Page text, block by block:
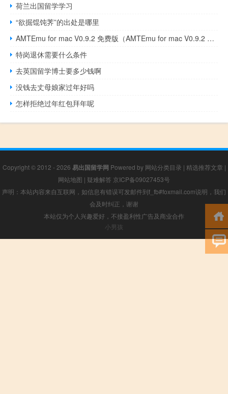
荷兰出国留学学习
“欲掘馄饨荠”的出处是哪里
AMTEmu for mac V0.9.2 免费版（AMTEmu for mac V0.9.2 免费版功能简介）
特岗退休需要什么条件
去英国留学博士要多少钱啊
没钱去丈母娘家过年好吗
怎样拒绝过年红包拜年呢
Copyright © 2012 - 2026 易出国留学网 Powered by 网站分类目录 | 精选推荐文章 |
网站地图 | 疑难解答 京ICP备09027453号
声明：本站内容来自互联网，如信息有错误可发邮件到f_fb#foxmail.com说明，我们
会及时纠正，谢谢
本站仅为个人兴趣爱好，不接盈利性广告及商业合作
小男孩